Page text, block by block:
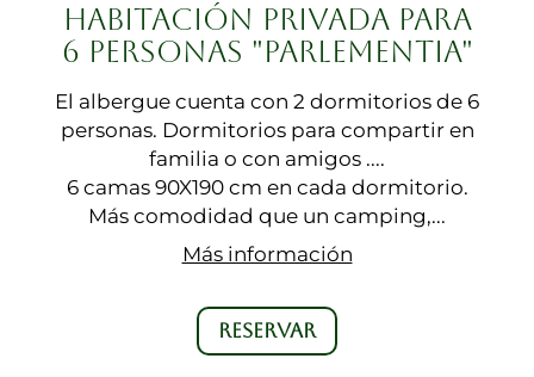
HABITACIÓN PRIVADA PARA
6 PERSONAS "PARLEMENTIA"
El albergue cuenta con 2 dormitorios de 6
personas. Dormitorios para compartir en
familia o con amigos ....
6 camas 90X190 cm en cada dormitorio.
Más comodidad que un camping,...
Más información
RESERVAR